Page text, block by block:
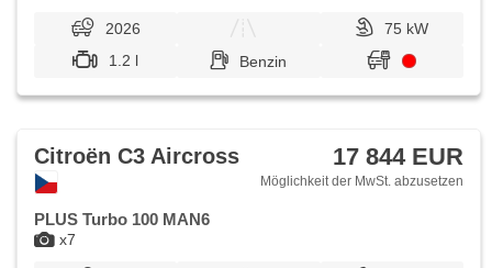
2026
75 kW
1.2 l
Benzin
x7
Citroën C3 Aircross 17 844 EUR
Möglichkeit der MwSt. abzusetzen
PLUS Turbo 100 MAN6